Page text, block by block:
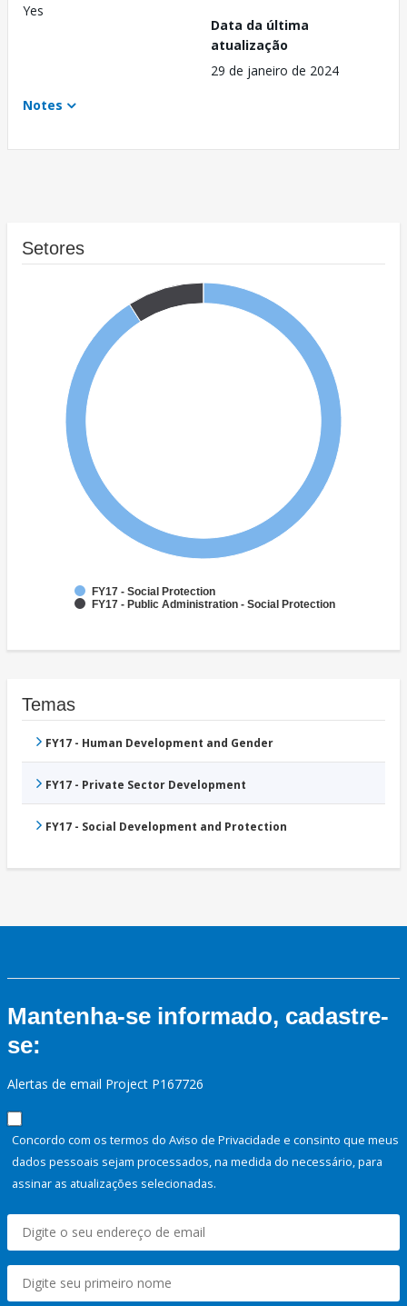
Yes
Data da última
atualização
29 de janeiro de 2024
Notes
Setores
FY17 - Social Protection
FY17 - Public Administration - Social Protection
Temas
FY17 - Human Development and Gender
FY17 - Private Sector Development
FY17 - Social Development and Protection
Mantenha-se informado, cadastre-
se:
Alertas de email Project P167726
Concordo com os termos do Aviso de Privacidade e consinto que meus
dados pessoais sejam processados, na medida do necessário, para
assinar as atualizações selecionadas.